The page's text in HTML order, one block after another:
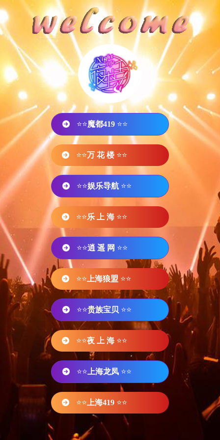
⭐⭐魔都419 ⭐⭐
⭐⭐万 花 楼 ⭐⭐
⭐⭐娱乐导航 ⭐⭐
⭐⭐乐 上 海 ⭐⭐
⭐⭐逍 遥 网 ⭐⭐
⭐⭐ 上海狼盟 ⭐⭐
⭐⭐贵族宝贝 ⭐⭐
⭐⭐夜 上 海 ⭐⭐
⭐⭐ 上海龙凤 ⭐⭐
⭐⭐ 上海419 ⭐⭐